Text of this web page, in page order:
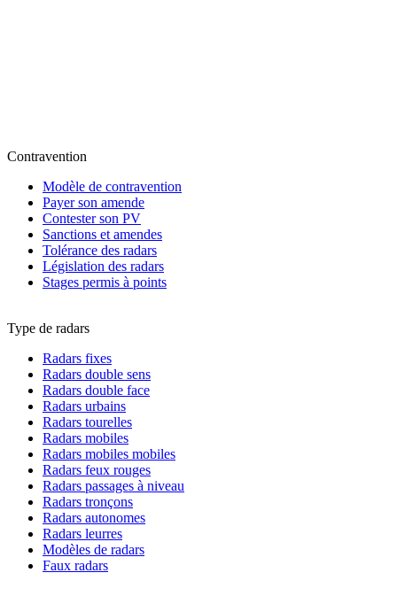
Contravention
Modèle de contravention
Payer son amende
Contester son PV
Sanctions et amendes
Tolérance des radars
Législation des radars
Stages permis à points
Type de radars
Radars fixes
Radars double sens
Radars double face
Radars urbains
Radars tourelles
Radars mobiles
Radars mobiles mobiles
Radars feux rouges
Radars passages à niveau
Radars tronçons
Radars autonomes
Radars leurres
Modèles de radars
Faux radars